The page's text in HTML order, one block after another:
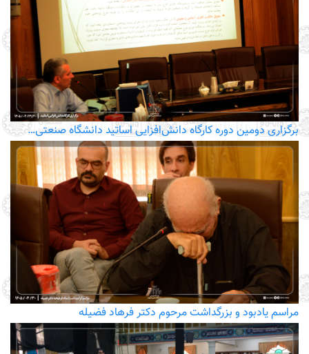
برگزاری دومین دوره کارگاه دانش‌افزایی اساتید دانشگاه صنعتی…
مراسم یادبود و بزرگداشت مرحوم دکتر فرهاد فضیله